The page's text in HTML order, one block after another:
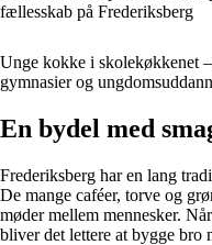
fællesskab på Frederiksberg
Unge kokke i skolekøkkenet
gymnasier og
En bydel med
Frederiksberg har en lang
De mange caféer, torve og
møder mellem mennesker.
bliver det lettere at bygge